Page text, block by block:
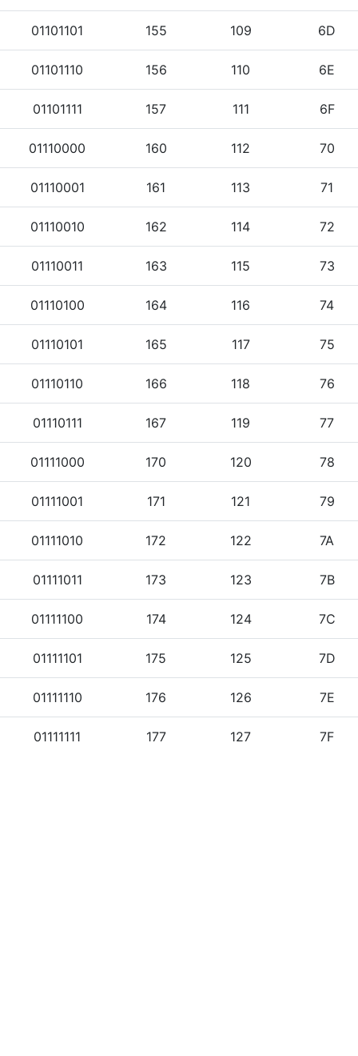
01101101 155 109 6D
01101110 156 110 6E
01101111 157 111 6F
01110000 160 112 70
01110001 161 113 71
01110010 162 114 72
01110011 163 115 73
01110100 164 116 74
01110101 165 117 75
01110110 166 118 76
01110111 167 119 77
01111000 170 120 78
01111001 171 121 79
01111010 172 122 7A
01111011 173 123 7B
01111100 174 124 7C
01111101 175 125 7D
01111110 176 126 7E
01111111 177 127 7F